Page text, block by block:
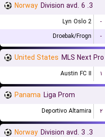
Norway 3. Division avd. 6
Lyn Oslo 2 -
Droebak/Frogn
-
United States MLS Next
Austin FC II ۱
Panama Liga Prom
Deportivo Altamira ۲
Norway 3. Division avd. 3